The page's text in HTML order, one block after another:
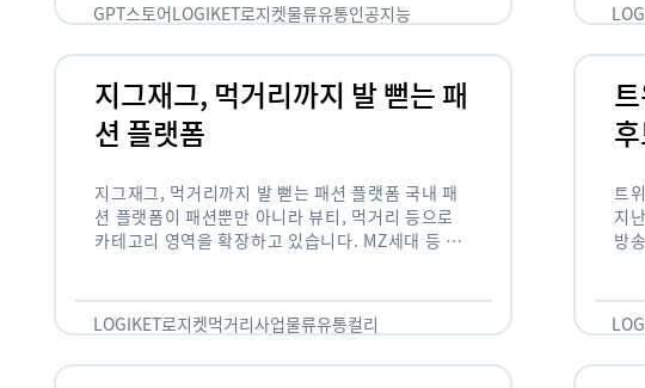
GPT스토어LOGIKET로지켓물류유통인공지능
지그재그, 먹거리까지 발 뻗는 패
션 플랫폼
지그재그, 먹거리까지 발 뻗는 패션 플랫폼 국내 패
션 플랫폼이 패션뿐만 아니라 뷰티, 먹거리 등으로
카테고리 영역을 확장하고 있습니다. MZ세대 등 주
LOGIKET로지켓먹거리사업물류유통컬리
트
지
방